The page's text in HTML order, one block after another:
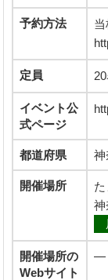
予約方法
定員
イベント公
式ページ
都道府県 神
開催場所
神
開催場所の
Webサイト
―